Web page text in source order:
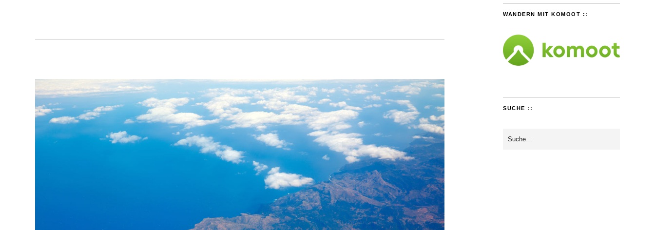
WANDERN MIT KOMOOT ::
SUCHE ::